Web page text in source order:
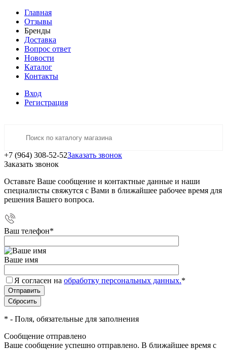
Главная
Отзывы
Бренды
Доставка
Вопрос ответ
Новости
Каталог
Контакты
Вход
Регистрация
+7 (964) 308-52-52Заказать звонок
Заказать звонок
Оставьте Ваше сообщение и контактные данные и наши
специалисты свяжутся с Вами в ближайшее рабочее время для
решения Вашего вопроса.
Ваш телефон*
Ваше имя
Я согласен на обработку персональных данных.*
* - Поля, обязательные для заполнения
Сообщение отправлено
Ваше сообщение успешно отправлено. В ближайшее время с